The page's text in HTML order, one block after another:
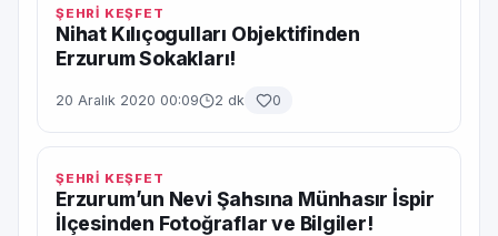
ŞEHRİ KEŞFET
Nihat Kılıçogulları Objektifinden
Erzurum Sokakları!
20 Aralık 2020 00:09 2 dk 0
ŞEHRİ KEŞFET
Erzurum’un Nevi Şahsına Münhasır İspir
İlçesinden Fotoğraflar ve Bilgiler!